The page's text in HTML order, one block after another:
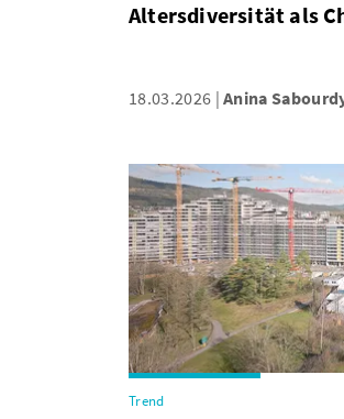
Altersdiversität als
18.03.2026 Anina
Trend